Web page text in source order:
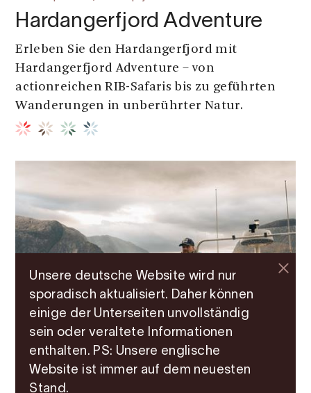
Hardangerfjord Adventure
Erleben Sie den Hardangerfjord mit
Hardangerfjord Adventure – von
actionreichen RIB-Safaris bis zu geführten
Wanderungen in unberührter Natur.
Unsere deutsche Website wird nur
sporadisch aktualisiert. Daher können
einige der Unterseiten unvollständig
sein oder veraltete Informationen
enthalten. PS: Unsere englische
Website ist immer auf dem neuesten
Stand.